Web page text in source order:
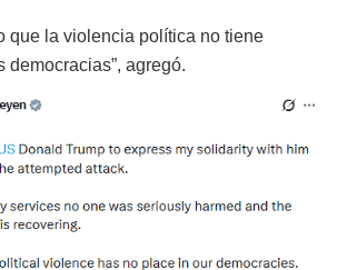
que la violencia política no tiene
democracias”, agregó.